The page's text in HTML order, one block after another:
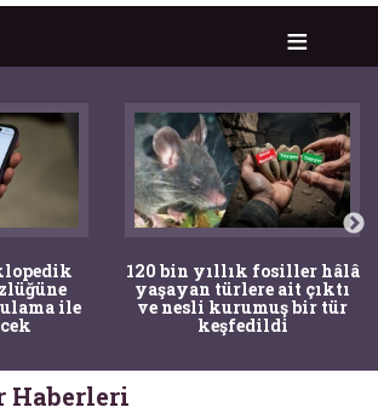
ile
120 bin yıllık fosiller hâlâ
yaşayan türlere ait çıktı
ve nesli kurumuş bir tür
keşfedildi
Haberleri